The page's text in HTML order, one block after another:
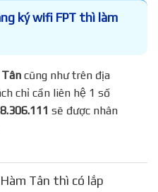
ký wifi FPT thì làm
cũng như trên địa
chỉ cần liên hệ 1 số
sẽ được nhân
Tân thì có lắp